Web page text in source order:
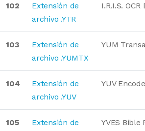
102
Extensión de
archivo .YTR
I.R.I.S. OCR
103
Extensión de
archivo .YUMTX
YUM
104
Extensión de
archivo .YUV
YUV
105
Extensión de
YVES